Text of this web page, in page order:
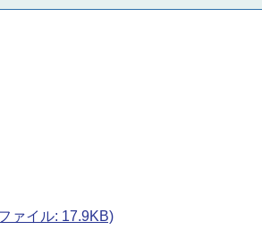
ァイル: 17.9KB)